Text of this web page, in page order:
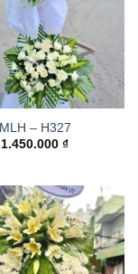
MLH – H327
1.450.000 ₫